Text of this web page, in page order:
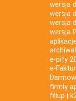
wersja
wersja
wersja
wersja
e-pity
firmly
fillup |